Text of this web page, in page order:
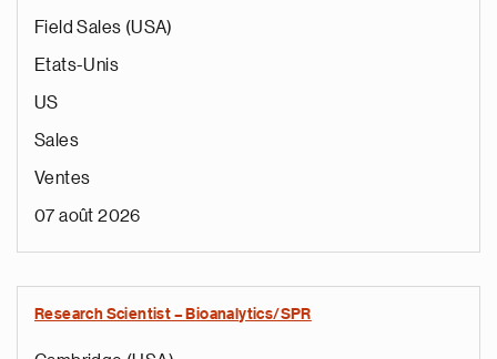
Field Sales (USA)
Etats-Unis
US
Sales
Ventes
07 août 2026
Research Scientist – Bioanalytics/SPR